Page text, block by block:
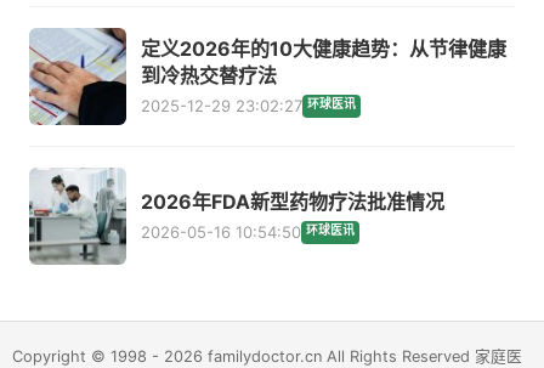
定义2026年的10大健康趋势：从节律健康
到冷热交替疗法
2025-12-29 23:02:27 环球医讯
2026年FDA新型药物疗法批准情况
2026-05-16 10:54:50 环球医讯
Copyright © 1998 - 2026 familydoctor.cn All Rights Reserved 家庭医